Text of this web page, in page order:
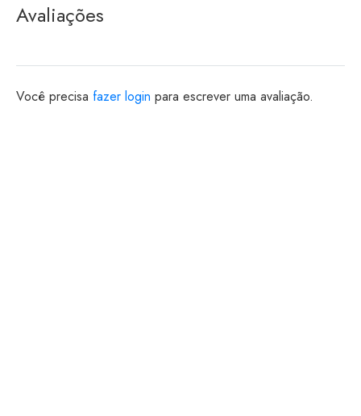
Avaliações
Você precisa fazer login para escrever uma avaliação.